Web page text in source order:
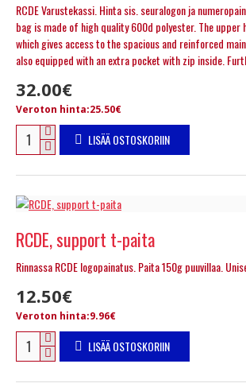
RCDE Varustekassi. Hinta sis. seuralogon ja
bag is made of high quality 600d polyester. The upper
which gives access to the spacious and reinforced
also equipped with an extra pocket with zip inside.
32.00€
Veroton hinta:25.50€
LISÄÄ OSTOSKORIIN
RCDE, support t-paita
Rinnassa RCDE logopainatus. Paita 150g puuvillaa.
12.50€
Veroton hinta:9.96€
LISÄÄ OSTOSKORIIN